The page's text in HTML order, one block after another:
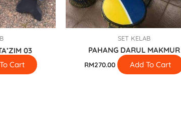
03
Cart
SET KELAB
PAHANG DARUL MAKMUR
RM270.00 Add To Cart